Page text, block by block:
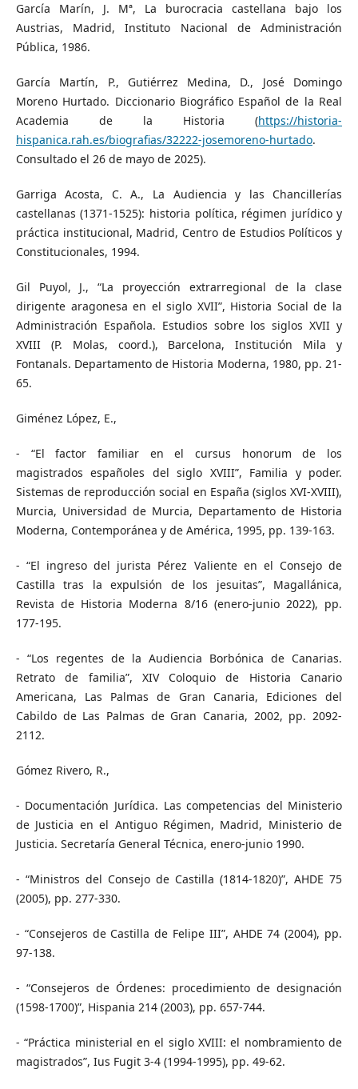
García Marín, J. Mª, La burocracia castellana bajo los
Austrias, Madrid, Instituto Nacional de Administración
Pública, 1986.
García Martín, P., Gutiérrez Medina, D., José Domingo
Moreno Hurtado. Diccionario Biográfico Español de la Real
Academia de la Historia (https://historia-
hispanica.rah.es/biografias/32222-josemoreno-hurtado.
Consultado el 26 de mayo de 2025).
Garriga Acosta, C. A., La Audiencia y las Chancillerías
castellanas (1371-1525): historia política, régimen jurídico y
práctica institucional, Madrid, Centro de Estudios Políticos y
Constitucionales, 1994.
Gil Puyol, J., “La proyección extrarregional de la clase
dirigente aragonesa en el siglo XVII”, Historia Social de la
Administración Española. Estudios sobre los siglos XVII y
XVIII (P. Molas, coord.), Barcelona, Institución Mila y
Fontanals. Departamento de Historia Moderna, 1980, pp. 21-
65.
Giménez López, E.,
- “El factor familiar en el cursus honorum de los
magistrados españoles del siglo XVIII”, Familia y poder.
Sistemas de reproducción social en España (siglos XVI-XVIII),
Murcia, Universidad de Murcia, Departamento de Historia
Moderna, Contemporánea y de América, 1995, pp. 139-163.
- “El ingreso del jurista Pérez Valiente en el Consejo de
Castilla tras la expulsión de los jesuitas”, Magallánica,
Revista de Historia Moderna 8/16 (enero-junio 2022), pp.
177-195.
- “Los regentes de la Audiencia Borbónica de Canarias.
Retrato de familia”, XIV Coloquio de Historia Canario
Americana, Las Palmas de Gran Canaria, Ediciones del
Cabildo de Las Palmas de Gran Canaria, 2002, pp. 2092-
2112.
Gómez Rivero, R.,
- Documentación Jurídica. Las competencias del Ministerio
de Justicia en el Antiguo Régimen, Madrid, Ministerio de
Justicia. Secretaría General Técnica, enero-junio 1990.
- “Ministros del Consejo de Castilla (1814-1820)”, AHDE 75
(2005), pp. 277-330.
- “Consejeros de Castilla de Felipe III”, AHDE 74 (2004), pp.
97-138.
- “Consejeros de Órdenes: procedimiento de designación
(1598-1700)”, Hispania 214 (2003), pp. 657-744.
- “Práctica ministerial en el siglo XVIII: el nombramiento de
magistrados”, Ius Fugit 3-4 (1994-1995), pp. 49-62.